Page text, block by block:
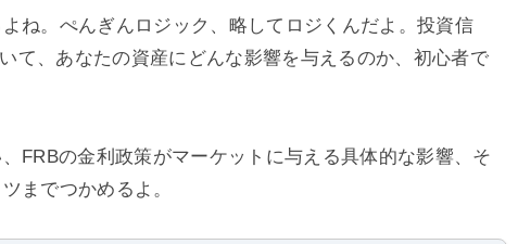
ね。ぺんぎんロジック、略してロジくんだよ。投資信
て、あなたの資産にどんな影響を与えるのか、初心者で
FRBの金利政策がマーケットに与える具体的な影響、そ
までつかめるよ。